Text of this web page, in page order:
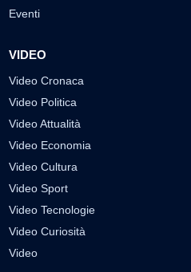
Eventi
VIDEO
Video Cronaca
Video Politica
Video Attualità
Video Economia
Video Cultura
Video Sport
Video Tecnologie
Video Curiosità
Video